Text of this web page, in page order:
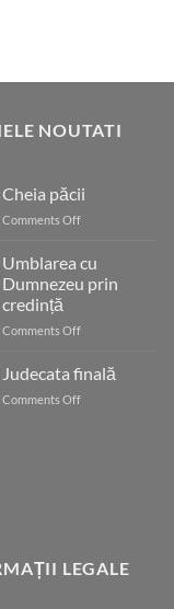
NOUTATI
Cheia păcii
Comments Offon
Umblarea cu
Dumnezeu prin
credință
Comments Offon
cu
Dumnezeu
prin
Judecata finală
Comments Offon
LEGALE